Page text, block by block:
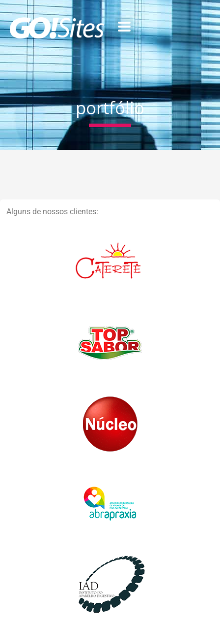
portfólio
Alguns de nossos clientes: